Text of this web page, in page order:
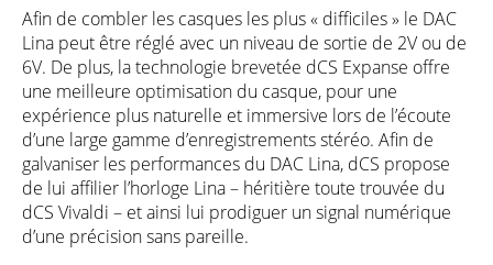
Afin de combler les casques les plus « difficiles » le DAC
Lina peut être réglé avec un niveau de sortie de 2V ou de
6V. De plus, la technologie brevetée dCS Expanse offre
une meilleure optimisation du casque, pour une
expérience plus naturelle et immersive lors de l’écoute
d’une large gamme d’enregistrements stéréo. Afin de
galvaniser les performances du DAC Lina, dCS propose
de lui affilier l’horloge Lina – héritière toute trouvée du
dCS Vivaldi – et ainsi lui prodiguer un signal numérique
d’une précision sans pareille.